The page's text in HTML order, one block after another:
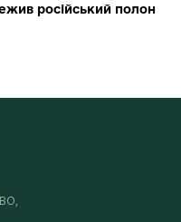
російський полон